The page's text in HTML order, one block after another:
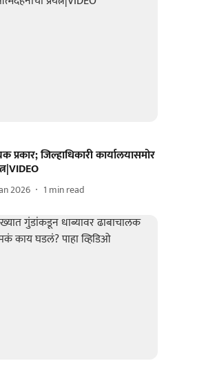
प्रकार; जिल्हाधिकारी कार्यालयासमोर
2026 1 min read